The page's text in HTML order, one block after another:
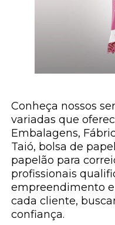
Conheça nossos
variadas que
Embalagens,
Taió, bolsa de
papelão para
profissionais
empreendimento
cada cliente,
confiança.